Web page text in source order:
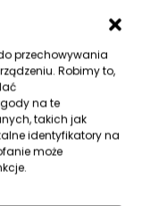
przechowywania
Robimy to,
na te
takich jak
identyfikatory na
może
podejmować
nawet
korzyści
należy